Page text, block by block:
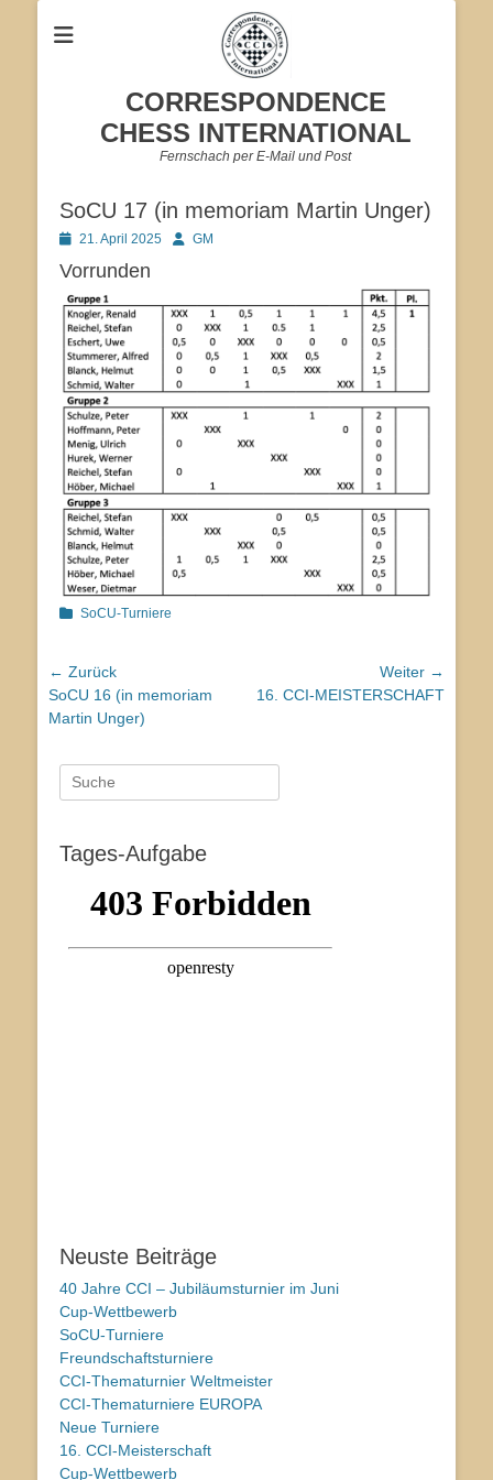
CORRESPONDENCE
CHESS INTERNATIONAL
Fernschach per E-Mail und Post
SoCU 17 (in memoriam Martin Unger)
Veröffentlicht
21. April 2025 AutorGM
Vorrunden
Kategorien
SoCU-Turniere
Beitragsnavigation
← Zurück
Vorhergehender
Beitrag:
SoCU 16 (in memoriam
Martin Unger)
Weiter →
Nächster
16. CCI-MEISTERSCHAFT
Suche
nach:
Tages-Aufgabe
Neuste Beiträge
40 Jahre CCI – Jubiläumsturnier im Juni
Cup-Wettbewerb
SoCU-Turniere
Freundschaftsturniere
CCI-Thematurnier Weltmeister
CCI-Thematurniere EUROPA
Neue Turniere
16. CCI-Meisterschaft
Cup-Wettbewerb